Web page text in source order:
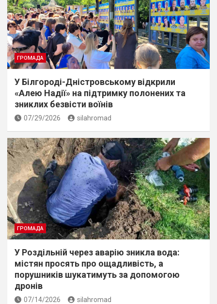
ГРОМАДА
У Білгороді-Дністровському відкрили
«Алею Надії» на підтримку полонених та
зниклих безвісти воїнів
07/29/2026 silahromad
ГРОМАДА
У Роздільній через аварію зникла вода:
містян просять про ощадливість, а
порушників шукатимуть за допомогою
дронів
07/14/2026 silahromad